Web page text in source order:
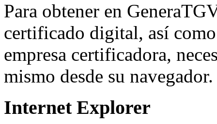
Para obtener en
certificado digital, así
empresa certificadora,
mismo desde su navegador.
Internet Explorer